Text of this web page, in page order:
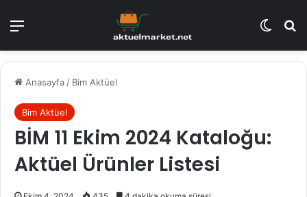
Dış
Anasayfa / Bim Aktüel
Bim Aktüel
BİM 11 Ekim 2024 Kataloğu:
Aktüel Ürünler Listesi